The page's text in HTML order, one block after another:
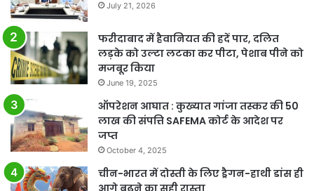
July 21, 2026
फरीदाबाद में हैवानियत की हदें पार, दलित
लड़के को उल्टा लटका कर पीटा, पेशाब पीने को
मजबूर किया
June 19, 2025
ऑपरेशन आघात : कुख्यात गांजा तस्कर की 50
लाख की संपत्ति SAFEMA कोर्ट के आदेश पर
जप्त
October 4, 2025
चीन-भारत में दोस्ती के लिए ड्रैगन-हाथी डांस ही